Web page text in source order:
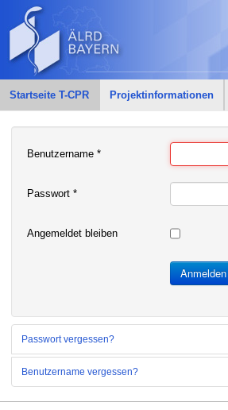
Startseite T-CPR Projektinformationen
Benutzername *
Passwort *
Angemeldet bleiben
Anmelden
Passwort vergessen?
Benutzername vergessen?